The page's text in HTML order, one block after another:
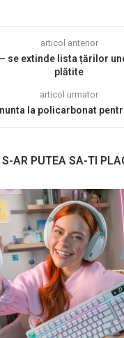
articol anterior
se extinde lista țărilor
plătite
articol urmator
la policarbonat
S-AR PUTEA SA-TI